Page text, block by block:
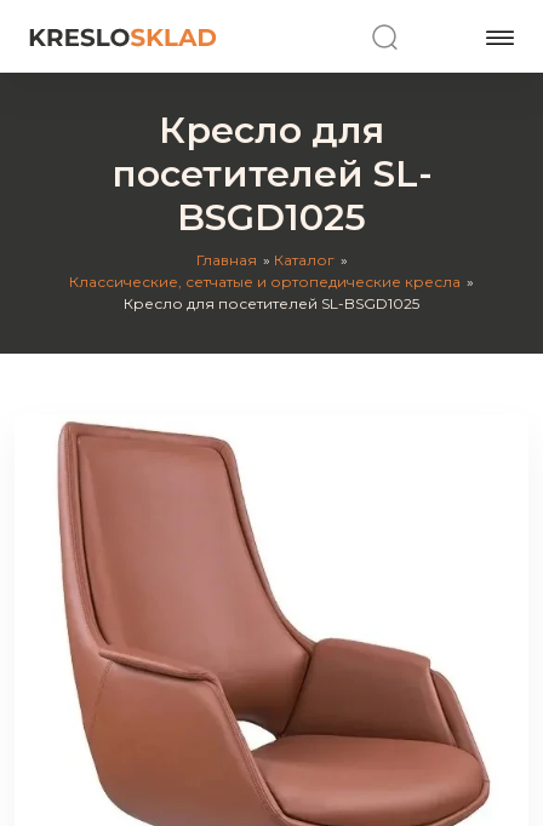
Кресло для
посетителей SL-
BSGD1025
Главная
Каталог
Классические, сетчатые и ортопедические кресла
Кресло для посетителей SL-BSGD1025